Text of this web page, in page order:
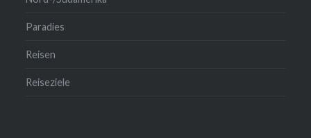
Paradies
Reisen
Reiseziele